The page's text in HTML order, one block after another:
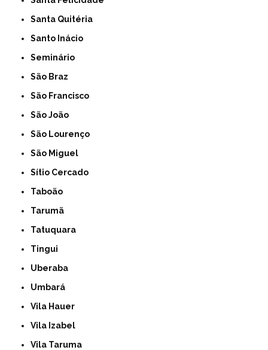
Santa Quitéria
Santo Inácio
Seminário
São Braz
São Francisco
São João
São Lourenço
São Miguel
Sítio Cercado
Taboão
Tarumã
Tatuquara
Tingui
Uberaba
Umbará
Vila Hauer
Vila Izabel
Vila Taruma